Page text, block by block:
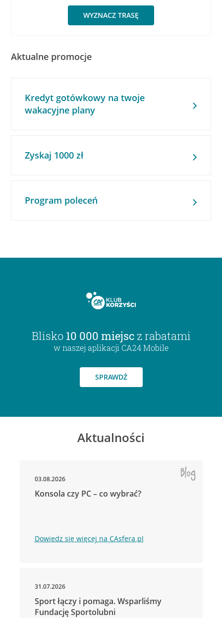
WYZNACZ TRASĘ
Aktualne promocje
Kredyt gotówkowy na twoje
wakacyjne plany
Zyskaj 1000 zł
Program poleceń
Blisko 10 000 miejsc z rabatami
w naszej aplikacji CA24 Mobile
SPRAWDŹ
Aktualności
03.08.2026
Konsola czy PC – co wybrać?
Dowiedz się więcej na CAsfera.pl
31.07.2026
Sport łączy i pomaga. Wsparliśmy
Fundację Sportolubni